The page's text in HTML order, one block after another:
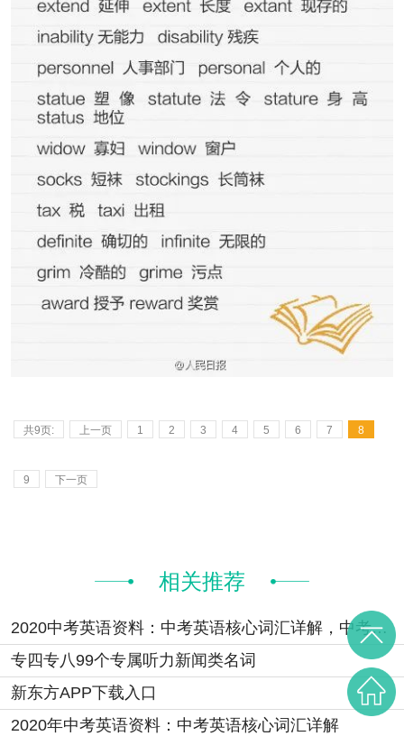
共9页: 上一页 1 2 3 4 5 6 7 8
9 下一页
相关推荐
2020中考英语资料：中考英语核心词汇详解，中考前再过一遍！
专四专八99个专属听力新闻类名词
新东方APP下载入口
2020年中考英语资料：中考英语核心词汇详解